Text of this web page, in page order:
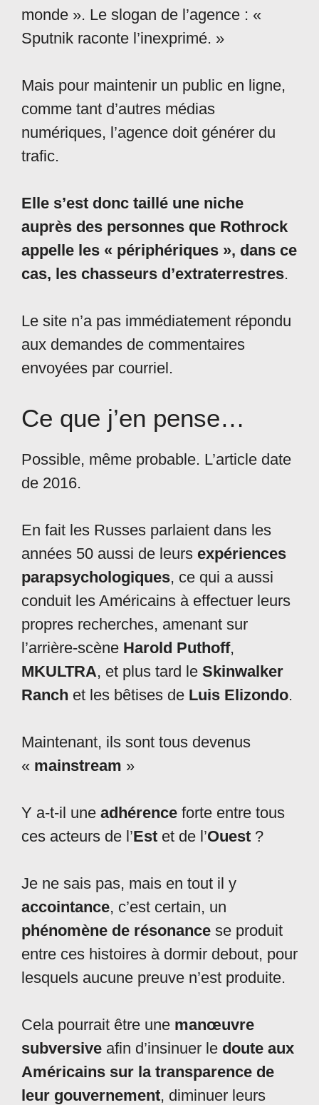
monde ». Le slogan de l’agence : «
Sputnik raconte l’inexprimé. »
Mais pour maintenir un public en ligne,
comme tant d’autres médias
numériques, l’agence doit générer du
trafic.
Elle s’est donc taillé une niche
auprès des personnes que Rothrock
appelle les « périphériques », dans ce
cas, les chasseurs d’extraterrestres.
Le site n’a pas immédiatement répondu
aux demandes de commentaires
envoyées par courriel.
Ce que j’en pense…
Possible, même probable. L’article date
de 2016.
En fait les Russes parlaient dans les
années 50 aussi de leurs expériences
parapsychologiques, ce qui a aussi
conduit les Américains à effectuer leurs
propres recherches, amenant sur
l’arrière-scène Harold Puthoff,
MKULTRA, et plus tard le Skinwalker
Ranch et les bêtises de Luis Elizondo.
Maintenant, ils sont tous devenus
« mainstream »
Y a-t-il une adhérence forte entre tous
ces acteurs de l’Est et de l’Ouest ?
Je ne sais pas, mais en tout il y
accointance, c’est certain, un
phénomène de résonance se produit
entre ces histoires à dormir debout, pour
lesquels aucune preuve n’est produite.
Cela pourrait être une manœuvre
subversive afin d’insinuer le doute aux
Américains sur la transparence de
leur gouvernement, diminuer leurs